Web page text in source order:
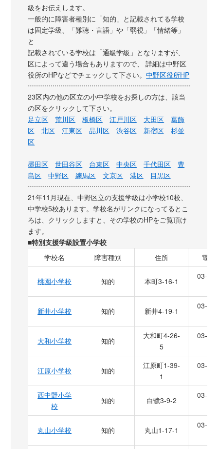
級をお伝えします。
一般的に障害者種別に「知的」と記載されてる学校
は固定学級、「難聴・言語」や「弱視」「情緒等」
と
記載されている学校は「通級学級」となりますが、
区によって違う場合もありますので、 詳細は中野区
役所のHPなどでチェックして下さい。中野区役所HP
23区内の他の区立の小中学校をお探しの方は、該当
の区をクリックして下さい。
足立区
荒川区 板橋区 江戸川区 大田区
葛飾
区
北区 江東区 品川区 渋谷区 新宿区
杉並
区
墨田区 世田谷区 台東区 中央区 千代田区
豊
島区
中野区 練馬区 文京区 港区 目黒区
21年11月現在、中野区立の支援学級は小学校10校、
中学校5校あります。学校名がリンクになってるとこ
ろは、クリックしますと、その学校のHPをご覧頂け
ます。
■特別支援学級設置小学校
学校名
障害種別 住所 電話
桃園小学校 知的 本町3-16-1
03-
新井小学校 知的 新井4-19-1
03-
大和小学校 知的
大和町4-26-
5
03-
江原小学校 知的
江原町1-39-
1
03-
西中野小学
校
知的 白鷺3-9-2
03-
丸山小学校 知的 丸山1-17-1
03-